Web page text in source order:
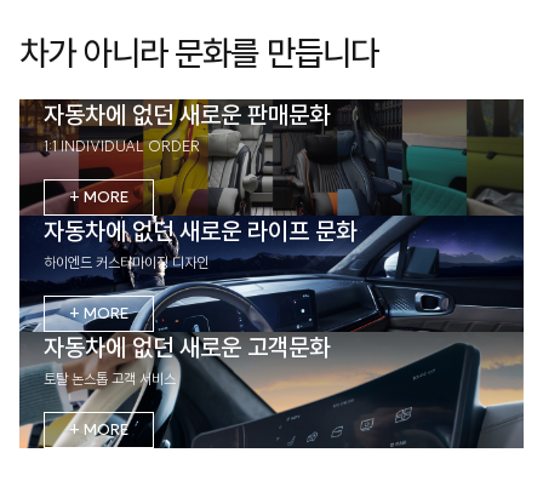
차가 아니라 문화를 만듭니다
자동차에 없던 새로운 판매문화
1:1 INDIVIDUAL ORDER
+ MORE
자동차에 없던 새로운 라이프 문화
하이엔드 커스터마이징 디자인
+ MORE
자동차에 없던 새로운 고객문화
토탈 논스톱 고객 서비스
+ MORE